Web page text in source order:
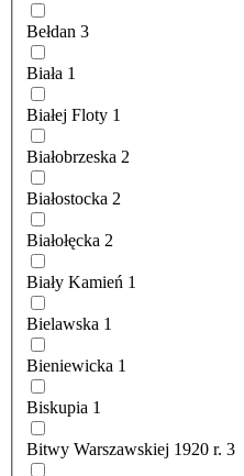
Bełdan 3
Biała 1
Białej Floty 1
Białobrzeska 2
Białostocka 2
Białołęcka 2
Biały Kamień 1
Bielawska 1
Bieniewicka 1
Biskupia 1
Bitwy Warszawskiej 1920 r. 3